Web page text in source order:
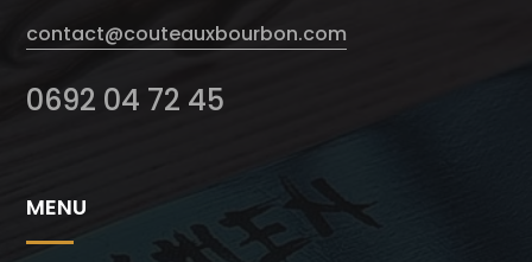
contact@couteauxbourbon.com
0692 04 72 45
MENU